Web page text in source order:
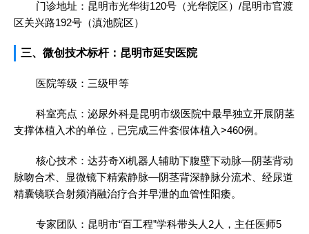
门诊地址：昆明市光华街120号（光华院区）/昆明市官渡
区关兴路192号（滇池院区）
三、微创技术标杆：昆明市延安医院
医院等级：三级甲等
科室亮点：泌尿外科是昆明市级医院中最早独立开展阴茎
支撑体植入术的单位，已完成三件套假体植入>460例。
核心技术：达芬奇Xi机器人辅助下腹壁下动脉—阴茎背动
脉吻合术、显微镜下精索静脉—阴茎背深静脉分流术、经尿道
精囊镜联合射频消融治疗合并早泄的血管性阳痿。
专家团队：昆明市“百工程”学科带头人2人，主任医师5